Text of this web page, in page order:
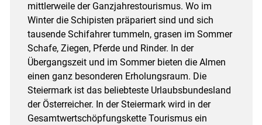
mittlerweile der Ganzjahrestourismus. Wo im
Winter die Schipisten präpariert sind und sich
tausende Schifahrer tummeln, grasen im Sommer
Schafe, Ziegen, Pferde und Rinder. In der
Übergangszeit und im Sommer bieten die Almen
einen ganz besonderen Erholungsraum. Die
Steiermark ist das beliebteste Urlaubsbundesland
der Österreicher. In der Steiermark wird in der
Gesamtwertschöpfungskette Tourismus ein